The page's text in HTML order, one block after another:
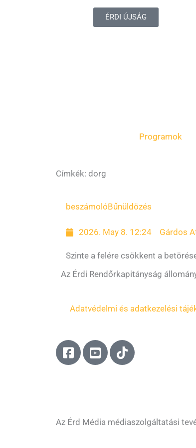
ÉRDI ÚJSÁG
Programok
Címkék: dorg
beszámolóBűnüldözés
2026. May 8. 12:24 Gárdos
Szinte a felére csökkent a
Az Érdi Rendőrkapitányság
Adatvédelmi és adatkezelési
F
a
o
Y
o
e
T
i
Az Érd Média médiaszolgáltatási